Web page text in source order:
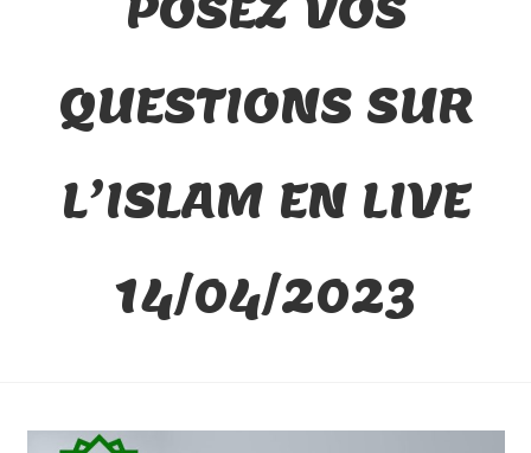
QUESTIONS SUR
L’ISLAM EN LIVE
14/04/2023